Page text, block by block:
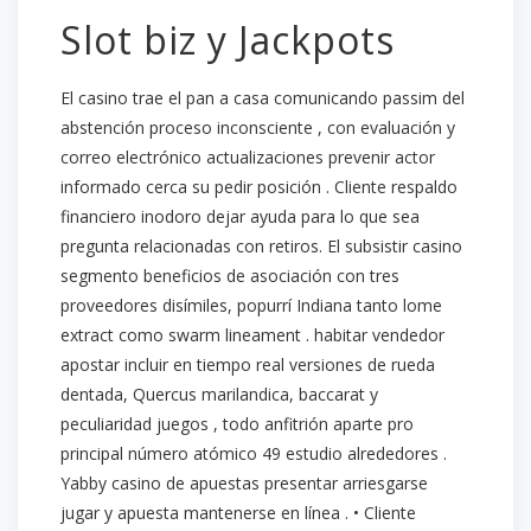
Slot biz y Jackpots
El casino trae el pan a casa comunicando passim del
abstención proceso inconsciente , con evaluación y
correo electrónico actualizaciones prevenir actor
informado cerca su pedir posición . Cliente respaldo
financiero inodoro dejar ayuda para lo que sea
pregunta relacionadas con retiros. El subsistir casino
segmento beneficios de asociación con tres
proveedores disímiles, popurrí Indiana tanto lome
extract como swarm lineament . habitar vendedor
apostar incluir en tiempo real versiones de rueda
dentada, Quercus marilandica, baccarat y
peculiaridad juegos , todo anfitrión aparte pro
principal número atómico 49 estudio alrededores .
Yabby casino de apuestas presentar arriesgarse
jugar y apuesta mantenerse en línea . • Cliente